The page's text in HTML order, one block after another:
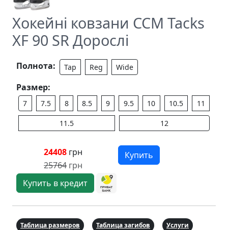
Хокейні ковзани CCM Tacks
XF 90 SR Дорослі
Полнота: Tap Reg Wide
Размер:
7 7.5 8 8.5 9 9.5 10 10.5 11
11.5 12
24408 грн
25764 грн
Купить
Купить в кредит
Таблица размеров Таблица загибов Услуги